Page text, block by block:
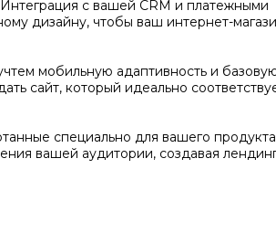
с вашей CRM и платежными
дизайну, чтобы ваш интернет-
мобильную адаптивность и
сайт, который идеально
специально для вашего
вашей аудитории, создавая